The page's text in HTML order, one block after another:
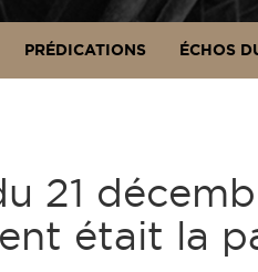
PRÉDICATIONS ÉCHOS
21
était la